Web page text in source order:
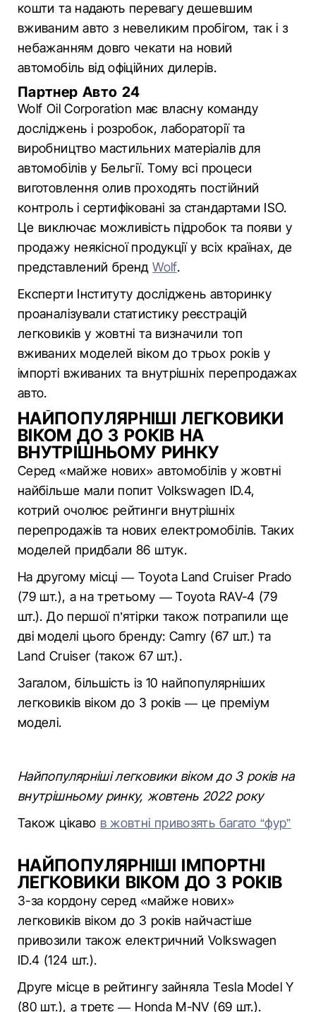
кошти та надають перевагу дешевшим
вживаним авто з невеликим пробігом, так і з
небажанням довго чекати на новий
автомобіль від офіційних дилерів.
Партнер Авто 24
Wolf Oil Corporation має власну команду
досліджень і розробок, лабораторії та
виробництво мастильних матеріалів для
автомобілів у Бельгії. Тому всі процеси
виготовлення олив проходять постійний
контроль і сертифіковані за стандартами ISO.
Це виключає можливість підробок та появи у
продажу неякісної продукції у всіх країнах, де
представлений брендWolf.
Експерти Інституту досліджень авторинку
проаналізували статистику реєстрацій
легковиків у жовтні та визначили топ
вживаних моделей віком до трьох років у
імпорті вживаних та внутрішніх перепродажах
авто.
НАЙПОПУЛЯРНІШІ ЛЕГКОВИКИ
ВІКОМ ДО 3 РОКІВ НА
ВНУТРІШНЬОМУ РИНКУ
Серед «майже нових» автомобілів у жовтні
найбільше мали попит Volkswagen ID.4,
котрий очолює рейтинги внутрішніх
перепродажів та нових електромобілів. Таких
моделей придбали 86 штук.
На другому місці — Toyota Land Cruiser Prado
(79 шт.), а на третьому — Toyota RAV-4 (79
шт.). До першої п’ятірки також потрапили ще
дві моделі цього бренду: Camry (67 шт.) та
Land Cruiser (також 67 шт.).
Загалом, більшість із 10 найпопулярніших
легковиків віком до 3 років — це преміум
моделі.
Найпопулярніші легковики віком до 3 років на
внутрішньому ринку, жовтень 2022 року
Також цікаво в жовтні привозять багато “фур”
НАЙПОПУЛЯРНІШІ ІМПОРТНІ
ЛЕГКОВИКИ ВІКОМ ДО 3 РОКІВ
З-за кордону серед «майже нових»
легковиків віком до 3 років найчастіше
привозили також електричний Volkswagen
ID.4 (124 шт.).
Друге місце в рейтингу зайняла Tesla Model Y
(80 шт.), а третє — Honda M-NV (69 шт.).